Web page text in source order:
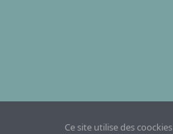
Ce site utilise des coockies